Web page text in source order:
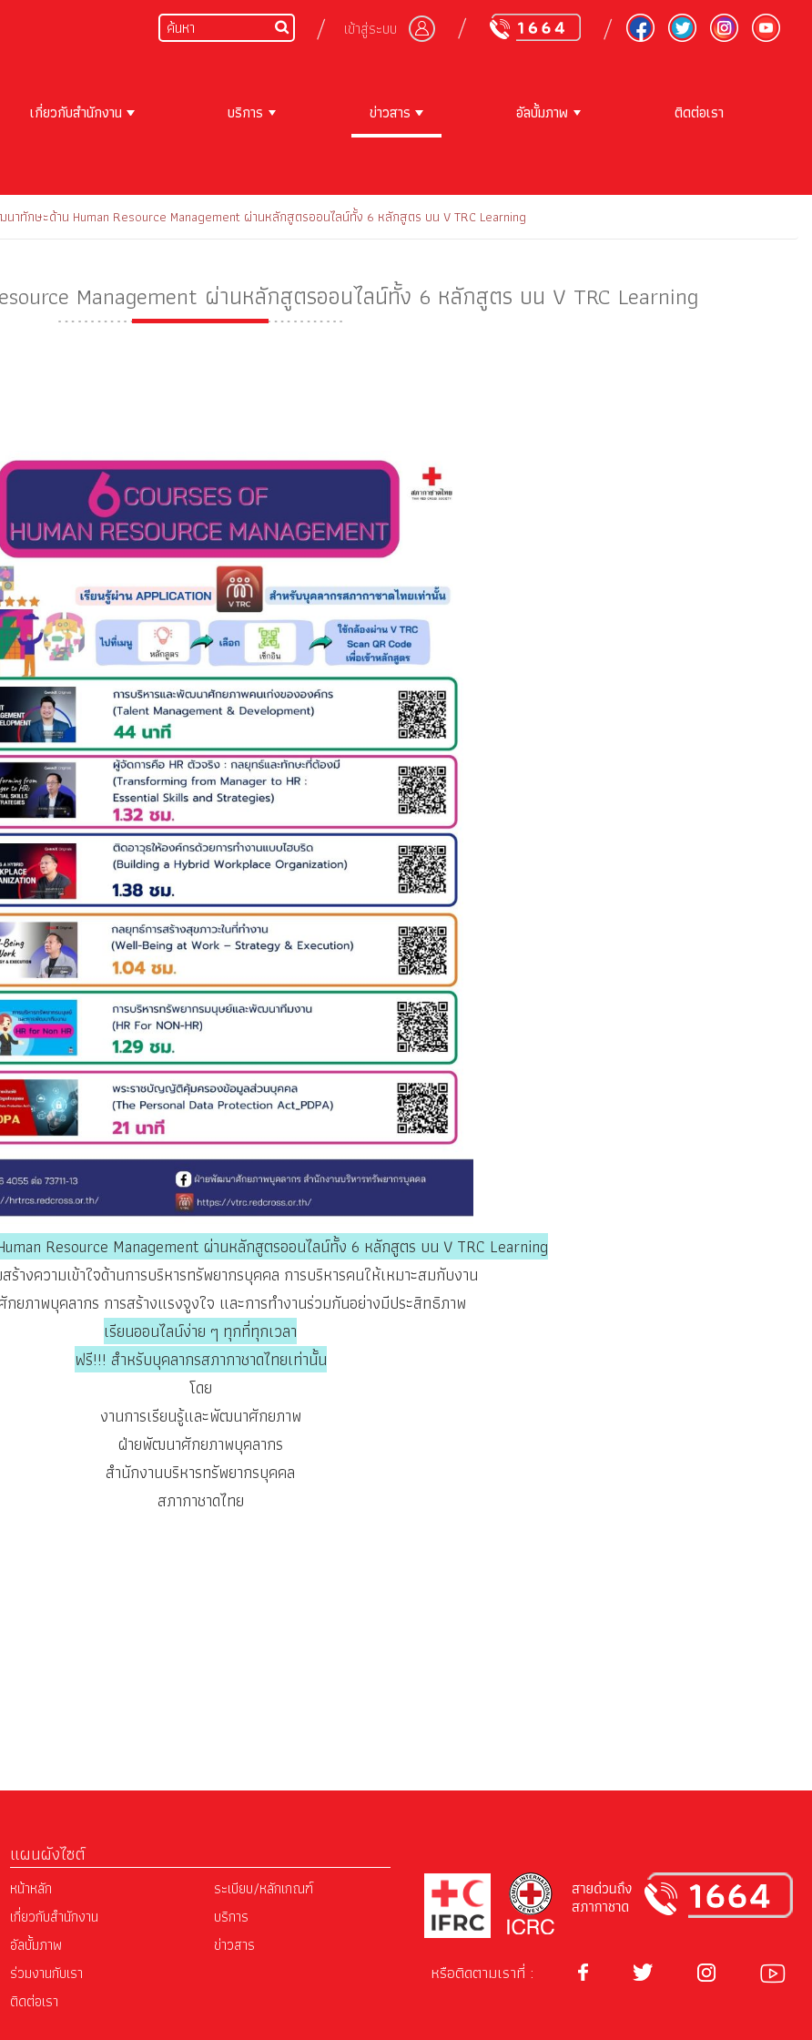
เข้าสู่ระบบ
เกี่ยวกับสำนักงาน บริการ ข่าวสาร อัลบั้มภาพ ติดต่อเรา
าทักษะด้าน Human Resource Management ผ่านหลักสูตรออนไลน์ทั้ง 6 หลักสูตร บน V TRC Learning
Management ผ่านหลักสูตรออนไลน์ทั้ง 6 หลักสูตร บน V TRC Learning
Resource Management ผ่านหลักสูตรออนไลน์ทั้ง 6 หลักสูตร บน V TRC Learning
ร้างความเข้าใจด้านการบริหารทรัพยากรบุคคล การบริหารคนให้เหมาะสมกับงาน
ยภาพบุคลากร การสร้างแรงจูงใจ และการทำงานร่วมกันอย่างมีประสิทธิภาพ
เรียนออนไลน์ง่าย ๆ ทุกที่ทุกเวลา
ฟรี!!! สำหรับบุคลากรสภากาชาดไทยเท่านั้น
โดย
งานการเรียนรู้และพัฒนาศักยภาพ
ฝ่ายพัฒนาศักยภาพบุคลากร
สำนักงานบริหารทรัพยากรบุคคล
สภากาชาดไทย
แผนผังไซต์
หน้าหลัก
เกี่ยวกับสำนักงาน
อัลบั้มภาพ
ร่วมงานกับเรา
ติดต่อเรา
ระเบียบ/หลักเกณฑ์
บริการ
ข่าวสาร
หรือติดตามเราที่ :